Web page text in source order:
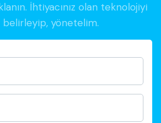
İhtiyacınız olan teknolojiyi
belirleyip, yönetelim.